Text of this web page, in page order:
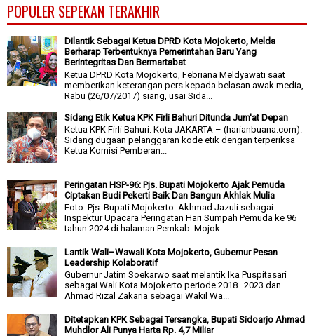
POPULER SEPEKAN TERAKHIR
Dilantik Sebagai Ketua DPRD Kota Mojokerto, Melda
Berharap Terbentuknya Pemerintahan Baru Yang
Berintegritas Dan Bermartabat
Ketua DPRD Kota Mojokerto, Febriana Meldyawati saat
memberikan keterangan pers kepada belasan awak media,
Rabu (26/07/2017) siang, usai Sida...
Sidang Etik Ketua KPK Firli Bahuri Ditunda Jum'at Depan
Ketua KPK Firli Bahuri. Kota JAKARTA – (harianbuana.com).
Sidang dugaan pelanggaran kode etik dengan terperiksa
Ketua Komisi Pemberan...
Peringatan HSP-96: Pjs. Bupati Mojokerto Ajak Pemuda
Ciptakan Budi Pekerti Baik Dan Bangun Akhlak Mulia
Foto: Pjs. Bupati Mojokerto Akhmad Jazuli sebagai
Inspektur Upacara Peringatan Hari Sumpah Pemuda ke 96
tahun 2024 di halaman Pemkab. Mojok...
Lantik Wali–Wawali Kota Mojokerto, Gubernur Pesan
Leadership Kolaboratif
Gubernur Jatim Soekarwo saat melantik Ika Puspitasari
sebagai Wali Kota Mojokerto periode 2018–2023 dan
Ahmad Rizal Zakaria sebagai Wakil Wa...
Ditetapkan KPK Sebagai Tersangka, Bupati Sidoarjo Ahmad
Muhdlor Ali Punya Harta Rp. 4,7 Miliar